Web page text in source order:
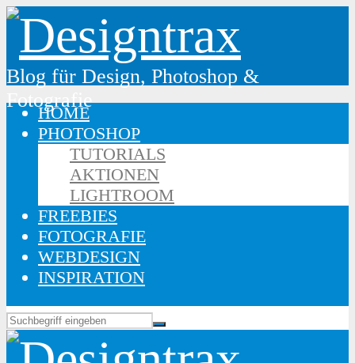
Blog für Design, Photoshop &
Fotografie
HOME
PHOTOSHOP
TUTORIALS
AKTIONEN
LIGHTROOM
FREEBIES
FOTOGRAFIE
WEBDESIGN
INSPIRATION